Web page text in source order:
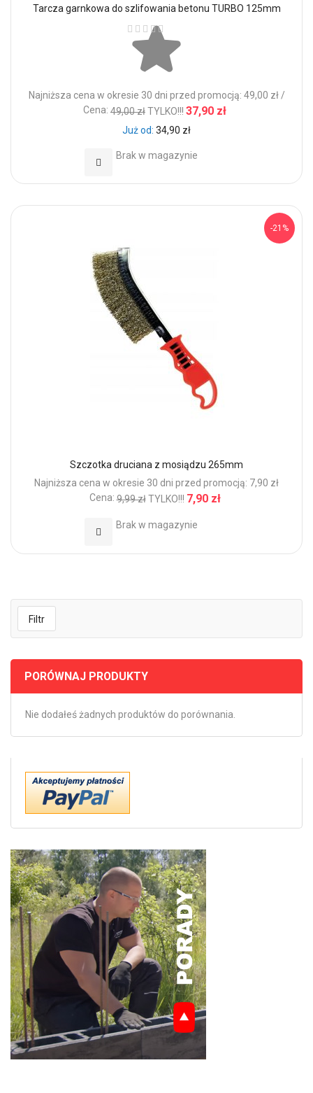
Tarcza garnkowa do szlifowania betonu TURBO 125mm
Ocena:
Najniższa cena w okresie 30 dni przed promocją: 49,00 zł /
Cena: 49,00 złTYLKO!!! 37,90 zł
Już od 34,90 zł
Brak w magazynie
Dodaj do Ulubionych
-21%
Szczotka druciana z mosiądzu 265mm
Najniższa cena w okresie 30 dni przed promocją: 7,90 zł
Cena: 9,99 zł TYLKO!!! 7,90 zł
Brak w magazynie
Dodaj do Ulubionych
Filtr
PORÓWNAJ PRODUKTY
Nie dodałeś żadnych produktów do porównania.